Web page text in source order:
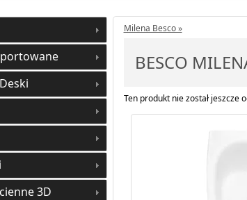
Milena Besco »
BESCO
Ten produkt nie został jeszcze
3D